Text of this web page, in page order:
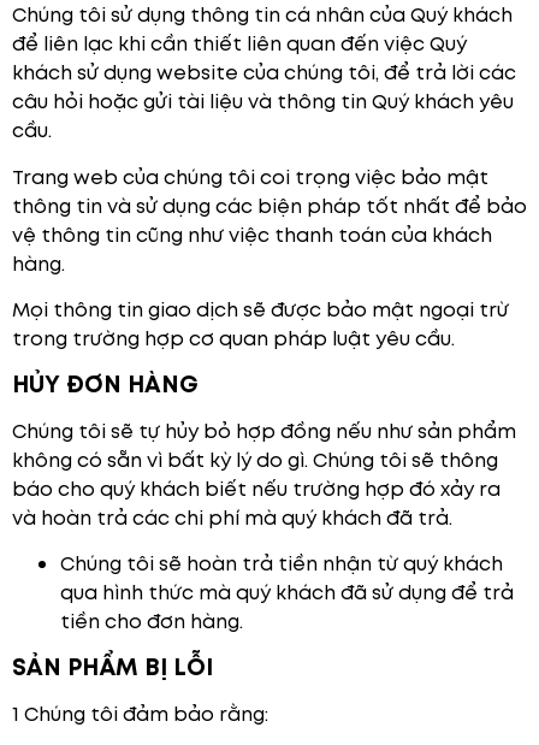
Chúng tôi sử dụng thông tin cá nhân của Quý khách
để liên lạc khi cần thiết liên quan đến việc Quý
khách sử dụng website của chúng tôi, để trả lời các
câu hỏi hoặc gửi tài liệu và thông tin Quý khách yêu
cầu.
Trang web của chúng tôi coi trọng việc bảo mật
thông tin và sử dụng các biện pháp tốt nhất để bảo
vệ thông tin cũng như việc thanh toán của khách
hàng.
Mọi thông tin giao dịch sẽ được bảo mật ngoại trừ
trong trường hợp cơ quan pháp luật yêu cầu.
HỦY ĐƠN HÀNG
Chúng tôi sẽ tự hủy bỏ hợp đồng nếu như sản phẩm
không có sẵn vì bất kỳ lý do gì. Chúng tôi sẽ thông
báo cho quý khách biết nếu trường hợp đó xảy ra
và hoàn trả các chi phí mà quý khách đã trả.
Chúng tôi sẽ hoàn trả tiền nhận từ quý khách
qua hình thức mà quý khách đã sử dụng để trả
tiền cho đơn hàng.
SẢN PHẨM BỊ LỖI
1 Chúng tôi đảm bảo rằng: